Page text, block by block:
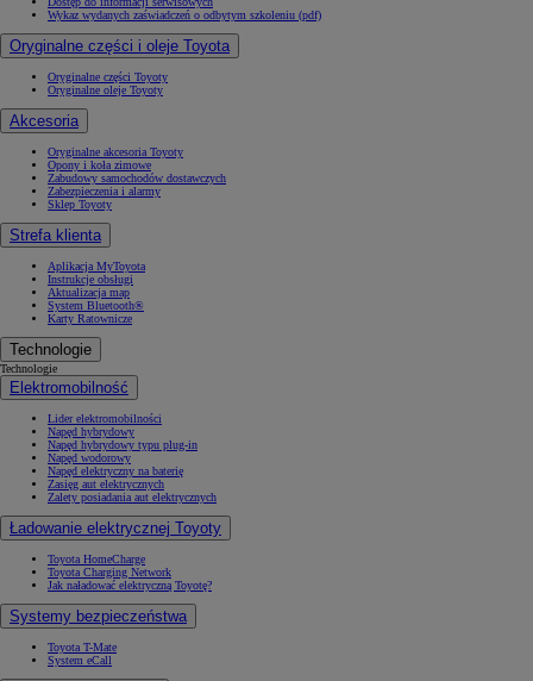
Wykaz wydanych zaświadczeń o odbytym szkoleniu (pdf)
Oryginalne części i oleje Toyota
Oryginalne części Toyoty
Oryginalne oleje Toyoty
Akcesoria
Oryginalne akcesoria Toyoty
Opony i koła zimowe
Zabudowy samochodów dostawczych
Zabezpieczenia i alarmy
Sklep Toyoty
Strefa klienta
Aplikacja MyToyota
Instrukcje obsługi
Aktualizacja map
System Bluetooth®
Karty Ratownicze
Technologie
Technologie
Elektromobilność
Lider elektromobilności
Napęd hybrydowy
Napęd hybrydowy typu plug-in
Napęd wodorowy
Napęd elektryczny na baterię
Zasięg aut elektrycznych
Zalety posiadania aut elektrycznych
Ładowanie elektrycznej Toyoty
Toyota HomeCharge
Toyota Charging Network
Jak naładować elektryczną Toyotę?
Systemy bezpieczeństwa
Toyota T-Mate
System eCall